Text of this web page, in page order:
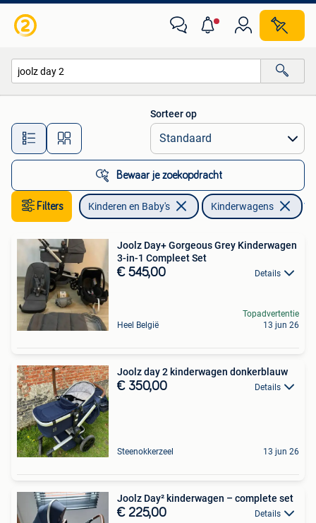
Alle afstanden…
Sorteer op
Bewaar je zoekopdracht
Filters Kinderen en Baby's Kinderwagens
Joolz Day+ Gorgeous Grey Kinderwagen
3-in-1 Compleet Set
€ 545,00 Details
Heel België
Topadvertentie
13 jun 26
Joolz day 2 kinderwagen donkerblauw
€ 350,00 Details
Steenokkerzeel 13 jun 26
Joolz Day² kinderwagen – complete set
€ 225,00 Details